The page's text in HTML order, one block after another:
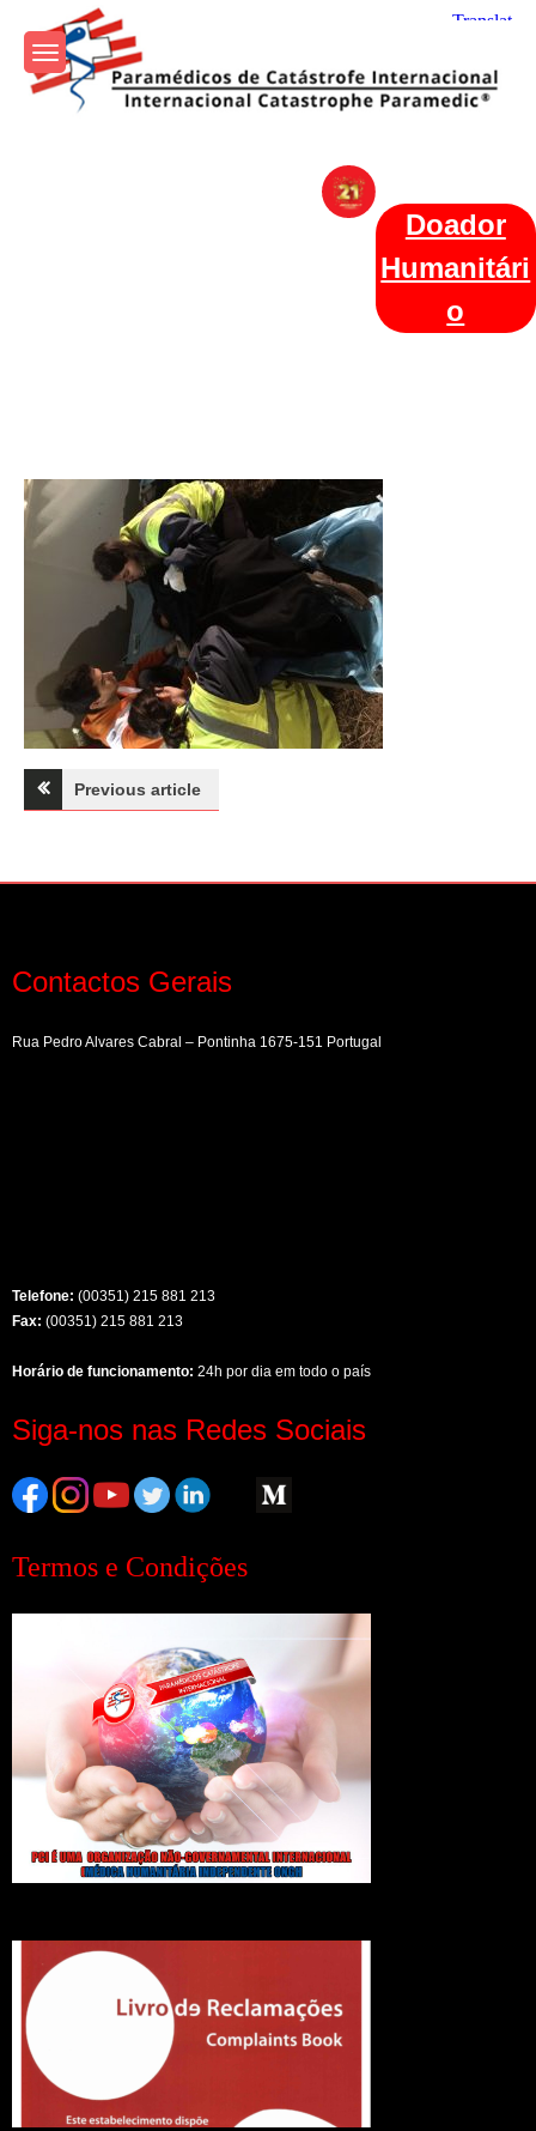
content
Internacional
Doador
Humanitári
o
Navegação
artigos
Previous article
Contactos Gerais
Rua Pedro Alvares Cabral – Pontinha 1675-151 Portugal
Telefone: (00351) 215 881 213
Fax: (00351) 215 881 213
Horário de funcionamento: 24h por dia em todo o país
Siga-nos nas Redes Sociais
Termos e Condições